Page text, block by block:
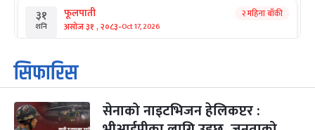
३१
शनि
फूलपाती
असोज ३१ , २०८३-Oct 17, 2026
२ महिना बाँकी
१
आइत
कार्तिक सङ्क्रान्ति
कार्तिक १, २०८३
३
मंगल
महानवमी
कार्तिक ३, २०८३-Oct 20, 2026
२ महिना बाँकी
सिफारिस
सेनाको नाइटभिजन हेलिकप्टर :